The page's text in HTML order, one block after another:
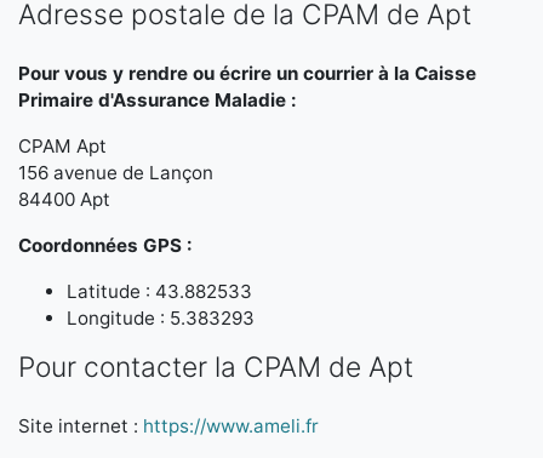
Adresse postale de la CPAM de Apt
Pour vous y rendre ou écrire un courrier à la Caisse
Primaire d'Assurance Maladie :
CPAM Apt
156 avenue de Lançon
84400 Apt
Coordonnées GPS :
Latitude : 43.882533
Longitude : 5.383293
Pour contacter la CPAM de Apt
Site internet : https://www.ameli.fr